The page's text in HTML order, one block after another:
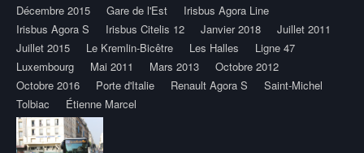
Décembre 2015
Gare de l'Est
Irisbus Agora Line
Irisbus Agora S
Irisbus Citelis 12 Janvier 2018
Juillet 2011
Juillet 2015
Le Kremlin-Bicêtre Les Halles
Ligne 47
Luxembourg
Mai 2011 Mars 2013
Octobre 2012
Octobre 2016
Porte d'Italie Renault Agora S
Saint-Michel
Tolbiac
Étienne Marcel